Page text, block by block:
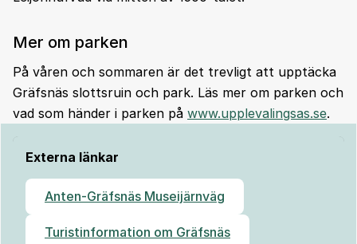
Mer om parken
På våren och sommaren är det trevligt att upptäcka
Gräfsnäs slottsruin och park. Läs mer om parken och
vad som händer i parken på www.upplevalingsas.se.
Externa länkar
Anten-Gräfsnäs Museijärnväg
Turistinformation om Gräfsnäs